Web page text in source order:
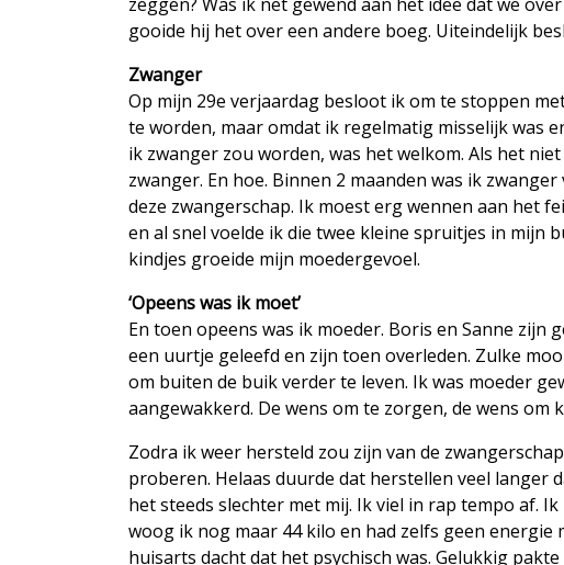
gooide hij het over een andere boeg. Uiteindelijk
Zwanger
Op mijn 29e verjaardag besloot ik om te stoppen
te worden, maar omdat ik regelmatig misselijk was
ik zwanger zou worden, was het welkom. Als het
zwanger. En hoe. Binnen 2 maanden was ik
deze zwangerschap. Ik moest erg wennen aan het
en al snel voelde ik die twee kleine spruitjes in mijn
kindjes groeide mijn moedergevoel.
‘Opeens was ik moet’
En toen opeens was ik moeder. Boris en Sanne zijn
een uurtje geleefd en zijn toen overleden. Zulke
om buiten de buik verder te leven. Ik was moeder
aangewakkerd. De wens om te zorgen, de wens om
Zodra ik weer hersteld zou zijn van de
proberen. Helaas duurde dat herstellen veel langer
het steeds slechter met mij. Ik viel in rap tempo af.
woog ik nog maar 44 kilo en had zelfs geen energie
huisarts dacht dat het psychisch was. Gelukkig